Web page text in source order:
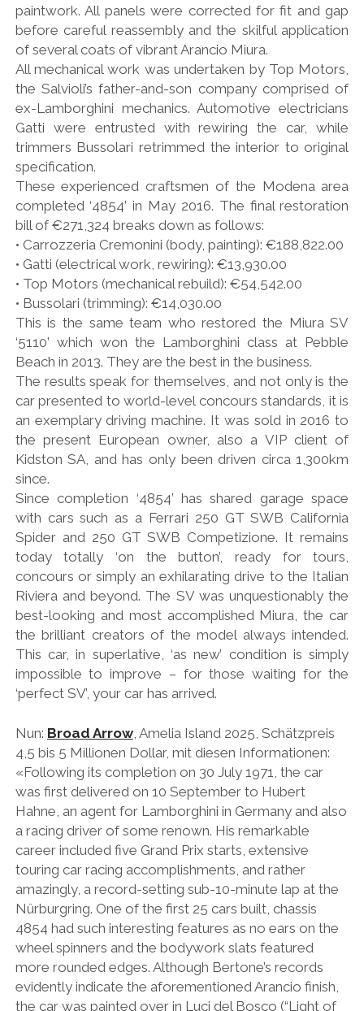
paintwork. All panels were corrected for fit and gap
before careful reassembly and the skilful application
of several coats of vibrant Arancio Miura.
All mechanical work was undertaken by Top Motors,
the Salvioli’s father-and-son company comprised of
ex-Lamborghini mechanics. Automotive electricians
Gatti were entrusted with rewiring the car, while
trimmers Bussolari retrimmed the interior to original
specification.
These experienced craftsmen of the Modena area
completed ‘4854’ in May 2016. The final restoration
bill of €271,324 breaks down as follows:
• Carrozzeria Cremonini (body, painting): €188,822.00
• Gatti (electrical work, rewiring): €13,930.00
• Top Motors (mechanical rebuild): €54,542.00
• Bussolari (trimming): €14,030.00
This is the same team who restored the Miura SV
‘5110’ which won the Lamborghini class at Pebble
Beach in 2013. They are the best in the business.
The results speak for themselves, and not only is the
car presented to world-level concours standards, it is
an exemplary driving machine. It was sold in 2016 to
the present European owner, also a VIP client of
Kidston SA, and has only been driven circa 1,300km
since.
Since completion ‘4854’ has shared garage space
with cars such as a Ferrari 250 GT SWB California
Spider and 250 GT SWB Competizione. It remains
today totally ‘on the button’, ready for tours,
concours or simply an exhilarating drive to the Italian
Riviera and beyond. The SV was unquestionably the
best-looking and most accomplished Miura, the car
the brilliant creators of the model always intended.
This car, in superlative, ‘as new’ condition is simply
impossible to improve – for those waiting for the
‘perfect SV’, your car has arrived.
Nun: Broad Arrow, Amelia Island 2025, Schätzpreis
4,5 bis 5 Millionen Dollar, mit diesen Informationen:
«Following its completion on 30 July 1971, the car
was first delivered on 10 September to Hubert
Hahne, an agent for Lamborghini in Germany and also
a racing driver of some renown. His remarkable
career included five Grand Prix starts, extensive
touring car racing accomplishments, and rather
amazingly, a record-setting sub-10-minute lap at the
Nürburgring. One of the first 25 cars built, chassis
4854 had such interesting features as no ears on the
wheel spinners and the bodywork slats featured
more rounded edges. Although Bertone’s records
evidently indicate the aforementioned Arancio finish,
the car was painted over in Luci del Bosco (“Light of